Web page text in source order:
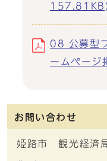
08 公募型
ームペー
お問い合わせ
姫路市 観光経済